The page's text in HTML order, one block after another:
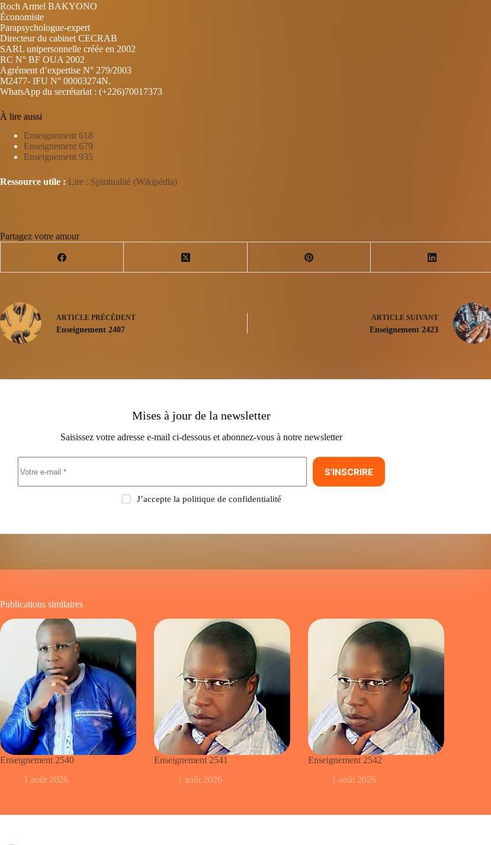
Roch Armel BAKYONO
Économiste
Parapsychologue-expert
Directeur du cabinet CECRAB
SARL unipersonnelle créée en 2002
RC N° BF OUA 2002
Agrément d’expertise N° 279/2003
M2477- IFU N° 00003274N.
WhatsApp du secrétariat : (+226)70017373
À lire aussi
Enseignement 618
Enseignement 679
Enseignement 935
Ressource utile : Lire : Spiritualité (Wikipédia)
Partagez votre amour
ARTICLE PRÉCÉDENT
Enseignement 2407
ARTICLESUIVANT
Enseignement 2423
Mises à jour de la newsletter
Saisissez votre adresse e-mail ci-dessous et abonnez-vous à notre newsletter
S’INSCRIRE
J’accepte la politique de confidentialité
Publications similaires
Enseignement 2540
1 août 2026
Enseignement 2541
1 août 2026
Enseignement 2542
1 août 2026